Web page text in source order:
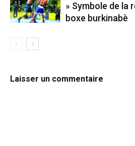
» Symbole de la
boxe burkinabè
Laisser un commentaire